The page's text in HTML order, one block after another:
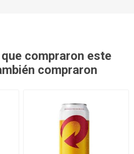
compraron este
compraron